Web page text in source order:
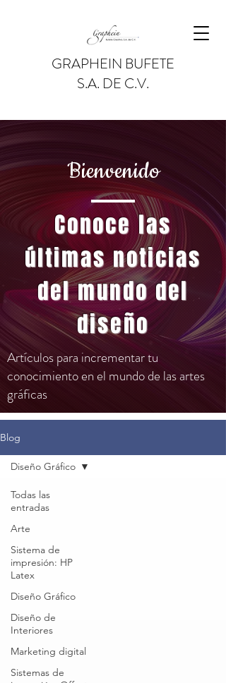
GRAPHEIN BUFETE
S.A. DE C.V.
Blog
Todas las
entradas
Arte
Sistema de
impresión: HP
Latex
Diseño Gráfico
Diseño de
Interiores
Marketing digital
Sistemas de
Diseño Gráfico
Bienvenido
Conoce las
últimas noticias
del mundo del
diseño
Artículos para incrementar tu
conocimiento en el mundo de las artes
gráficas